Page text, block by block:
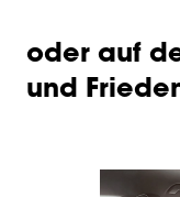
oder auf
und